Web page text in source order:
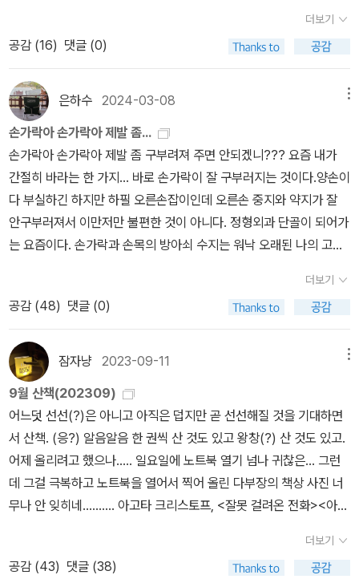
것이 어느 한쪽의 일방적인 희생과 배려, 그리고 호의만이 있다면 그
많은 상징과 사회적 관습, 통찰을 담고 있지만 무엇보다 클라이브와
버넌, 이 두 사람의 지난날 함께한 막역하고도 서로 간의 밀접한 기억
들은 이런 관계의 불균형이 지속된 상황에서 서로가 순간 분을 못 참
고 벌인 충동적인 행동이 극의 충격적인 마무리를 장식한 것은 어떻
게 보면 혀를 내두를 정도였습니다. 이는 마치 영화감독 쿠엔틴 타란
티노 식의 의도된 희극과 유사하게 읽히기도 했습니다.극의 주요 변
곡점이었던, 버넌이 왜 줄리언 가버니를 쓰러트리려고 했는지는 어느
정도 추측해 볼 수 있습니다. 갑작스레 세상을 떠난, 그런 몰리를 향한
연민과 동시에 줄리언을 향한 사적인 질투가 이 사건의 주요 원인이
되었을 것 같은데요. 이러한 부분을 자신의 이익과 절묘하게 결부시
버넌은 '치솟는 감정의 노예'가 되었던 것은 분명해 보입니다. 특히 누
구보다 스스로 노력해, 치열한 그 자리에 올랐다고 믿는 자부심과 국
장이라는 지위에 올라서도 신중한 처세를 추구했지만, 경쟁지와 비교
해서 실적이 하락하고 있는 현실과 그런 상황을 타개하기 위해, 앞선
조지 레인의 의견을 수락한 것은 그의 경력과 삶을 배경으로 했을 때
는 큰 패착이 되고 말았습니다. 이 과정에 조지 레인의 야료가 있었던
것은 분명해 보이기도 하는데요. 또한 신자유주의 하에 있던 소위 경
쟁적 기업이라는 맥락에서, 다른 사람의 몰락을 이용하여 자신의 영
히 엿볼 수 있었습니다. 어찌됐든 이런 서사는 개인의 추락을 떠나 상
당히 비극적인 모습이기도 했습니다. 작가인 매큐언은 일종의 치정
나 품위 있는 삶이 불가능해졌을 때 스스로 끝을 내라. 하지만 그라
고 해서 몰리가 순식간에도달했던 그 지점을 넘어서지 않을 방법
이 있을까. 만약 자살을 시도하지도 못할 만큼 무력해지고 혼란에 빠
져 있고, 어리석어진 후라면. 부질없는 생각이야!- P38
더보기
공감 (16) 댓글 (0)
은하수 2024-03-08
손가락아 손가락아 제발 좀...
손가락아 손가락아 제발 좀 구부려져 주면 안되겠니??? 요즘 내가
간절히 바라는 한 가지... 바로 손가락이 잘 구부러지는 것이다.양손이
다 부실하긴 하지만 하필 오른손잡이인데 오른손 중지와 약지가 잘
안구부러져서 이만저만 불편한 것이 아니다. 정형외과 단골이 되어가
는 요즘이다. 손가락과 손목의 방아쇠 수지는 워낙 오래된 나의 고질
보인다. 내가 느끼기에 손가락에 가장 치명적인 집안 일은 칼을 잡고
써는 일이다. 손가락을 구부릴 뿐만 아니라 힘을 주어야하는 일이기
때문에 칼질을 좀 하고 나면 금방 무리를 했다는 느낌이 온다. 요 몇
년 사이 주사도 여러 차례 맞았고(이것은 자주 맞으면 특히 안좋다고
선생님이 하도 말씀 하셔서 신중에 신중을 기해 자제중이다) 체외 충
격파는 수시로, 파라핀과 물리치료도 수시로... 어찌보면 큰병은 아닌
거 같은데도 열심히 병원을 들락거릴 수 밖에 없는 상황이다. 삶의 질
이 이리 떨어질 수 있나 싶게 불편한 일 투성이라 우울해질 수 있지
만... 덕분에 어지간한 집안 일은 패스~~~~ 최소한의 조리와 집안
정리만 하고 힘이 들어갈 일은 아들에게 미룬다. 공식적으로 못해도
되니 나름 편리한 점도 있다. 특히 1층과 2층의 3개 욕실은 3 식구가
각자 하니 이보다 좋을 수 있으랴 싶다. 그렇지만 가장 불편한 건 타이
핑하기가 힘들어 리뷰를 자꾸 미루게 된다는 것과 좋은 문장들 필사
더보기
공감 (48) 댓글 (0)
잠자냥 2023-09-11
9월 산책(202309)
어느덧 선선(?)은 아니고 아직은 덥지만 곧 선선해질 것을 기대하면
서 산책. (응?) 알음알음 한 권씩 산 것도 있고 왕창(?) 산 것도 있고.
어제 올리려고 했으나..... 일요일에 노트북 열기 넘나 귀찮은... 그런
데 그걸 극복하고 노트북을 열어서 찍어 올린 다부장의 책상 사진 너
무나 안 잊히네.......... 아고타 크리스토프, <잘못 걸려온 전화><아무
>은 지금 내 책꽂이 어디 뒤 칸에 숨어 있는 것 같아서 찾을 수가 없
고, <아무튼>을 읽었던 나날로부터 어언 몇 년이 흘러서 그 사이 이
더보기
공감 (43) 댓글 (38)